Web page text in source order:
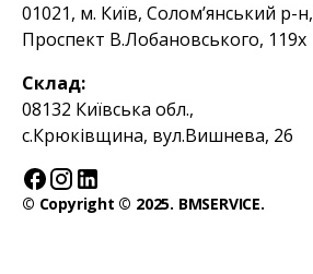
01021, м. Київ, Солом’янський р-н,
Проспект В.Лобановського, 119х
Склад:
08132 Київська обл.,
с.Крюківщина, вул.Вишнева, 26
© Copyright © 2025. BMSERVICE.